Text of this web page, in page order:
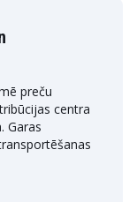
preču
centra
Garas